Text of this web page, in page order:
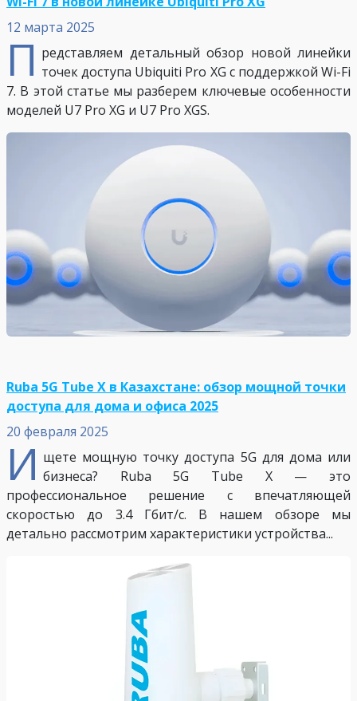
12 марта 2025
П редставляем детальный обзор новой линейки
точек доступа Ubiquiti Pro XG с поддержкой Wi-Fi
7. В этой статье мы разберем ключевые особенности
моделей U7 Pro XG и U7 Pro XGS.
20 февраля 2025
Ruba 5G Tube X в Казахстане: обзор мощной точки
доступа для дома и офиса 2025
И щете мощную точку доступа 5G для дома или
бизнеса? Ruba 5G Tube X — это
профессиональное решение с впечатляющей
скоростью до 3.4 Гбит/с. В нашем обзоре мы
детально рассмотрим характеристики устройства...